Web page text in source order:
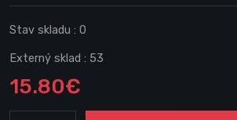
Stav skladu : 0
Externý sklad : 53
15.80€